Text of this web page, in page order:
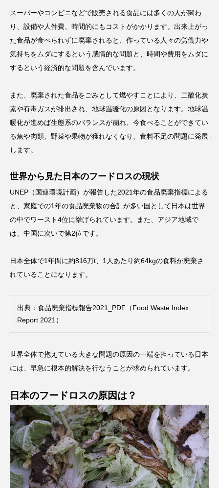
スーパーやコンビニなどで販売される食品には多くの人が関わ
り、設備や人件費、時間的にもコストがかかります。出来上がっ
た食品が食べられずに廃棄されると、作っている人々の労働力や
気持ちをムダにするという感情的な問題と、時間や費用をムダに
するという経済的な問題を含んでいます。
また、廃棄された食品をごみとして燃やすことにより、二酸化炭
素や有毒ガスが排出され、地球温暖化の原因となります。地球温
暖化が進めば生態系のバランスが崩れ、今食べることができてい
る魚や肉類、野菜や果物が獲れなくなり、食料不足の問題に発展
します。
世界から見た日本のフードロスの現状
UNEP（国連環境計画）が報告した2021年の食品廃棄指標による
と、家庭での1年の食品廃棄物の合計が多い国として日本は世界
の中でワースト4位に挙げられています。また、アジア地域で
は、中国に次いで第2位です。
日本全体で1年間に約816万t、1人あたり約64kgの食料が廃棄さ
れていることになります。
出典： 食品廃棄指標報告2021_PDF（Food Waste Index
Report 2021）
世界全体で抱えている大きな問題の原因の一端を担っている日本
には、早急に根本的解決を行なうことが求められています。
日本のフードロスの原因は？